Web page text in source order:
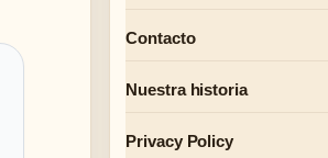
Contacto
Nuestra historia
Privacy Policy